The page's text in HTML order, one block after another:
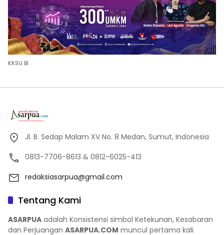
KKSU BI
Jl. B. Sedap Malam XV No. 8 Medan, Sumut, Indonesia
0813-7706-8613 & 0812-6025-413
redaksiasarpua@gmail.com
Tentang Kami
ASARPUA adalah Konsistensi simbol Ketekunan, Kesabaran
dan Perjuangan ASARPUA.COM muncul pertama kali